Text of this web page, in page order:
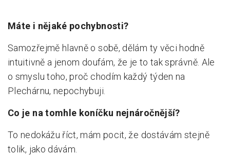
Máte i nějaké pochybnosti?
Samozřejmě hlavně o sobě, dělám ty věci hodně
intuitivně a jenom doufám, že je to tak správně. Ale
o smyslu toho, proč chodím každý týden na
Plechárnu, nepochybuji.
Co je na tomhle koníčku nejnáročnější?
To nedokážu říct, mám pocit, že dostávám stejně
tolik, jako dávám.